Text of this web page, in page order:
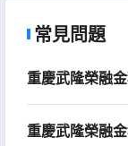
常見問題
重慶武隆榮融
重慶武隆榮融